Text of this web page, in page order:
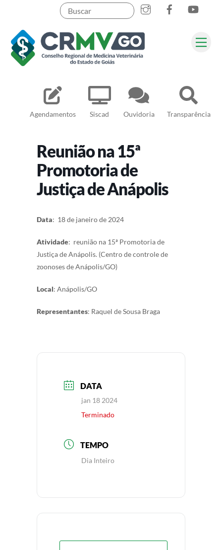
content
Agendamentos Siscad Ouvidoria Transparência
Pesquisar
Reunião na 15ª
Promotoria de
Justiça de Anápolis
Data: 18 de janeiro de 2024
Atividade: reunião na 15ª Promotoria de
Justiça de Anápolis. (Centro de controle de
zoonoses de Anápolis/GO)
Local: Anápolis/GO
Representantes: Raquel de Sousa Braga
DATA
jan 18 2024
Terminado
TEMPO
Dia Inteiro